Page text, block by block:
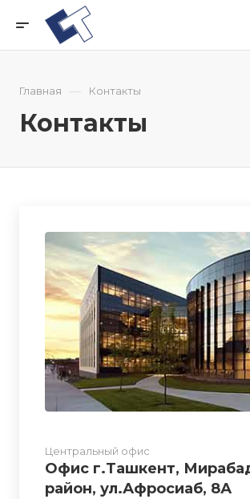
Главная — Контакты
Контакты
Центральный офис
Офис г.Ташкент,
район, ул.Афросиаб, 8А